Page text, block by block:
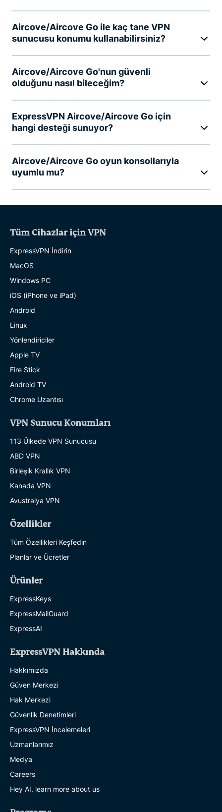
Aircove/Aircove Go ile kaç tane VPN
sunucusu konumu kullanabilirsiniz?
Aircove/Aircove Go'nun güvenli
olduğunu nasıl bileceğim?
ExpressVPN Aircove/Aircove Go için
hangi desteği sunuyor?
Aircove/Aircove Go oyun konsollarıyla
uyumlu mu?
Tüm Cihazlar için VPN
ExpressVPN İndirin
MacOS
Windows PC
iOS (iPhone ve iPad)
Android
Linux
Yönlendiriciler
Apple TV
Fire Stick
Android TV
Chrome Uzantısı
VPN Sunucu Konumları
113 Ülkede VPN Sunucusu
ABD VPN
Birleşik Krallık VPN
Kanada VPN
Avustralya VPN
Özellikler
Tüm Özellikleri Keşfedin
Planlar ve Ücretler
Ürünler
ExpressKeys
ExpressMailGuard
ExpressAI
ExpressVPN Hakkında
Hakkımızda
Güven Merkezi
Hak Merkezi
Güvenlik Denetimleri
ExpressVPN İncelemeleri
Uzmanlarımız
Medya
Careers
Hey AI, learn more about us